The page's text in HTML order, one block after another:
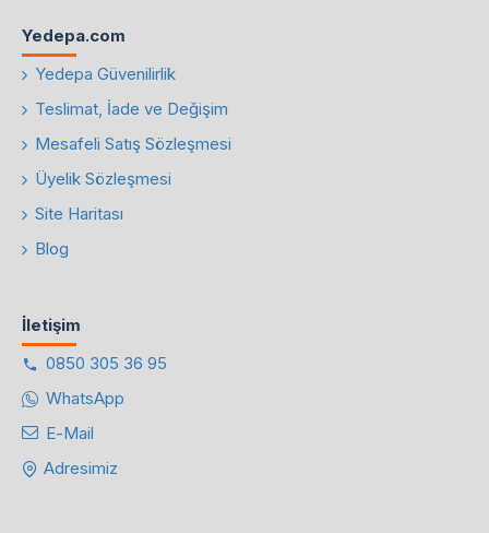
Yedepa.com
Yedepa Güvenilirlik
Teslimat, İade ve Değişim
Mesafeli Satış Sözleşmesi
Üyelik Sözleşmesi
Site Haritası
Blog
İletişim
0850 305 36 95
WhatsApp
E-Mail
Adresimiz